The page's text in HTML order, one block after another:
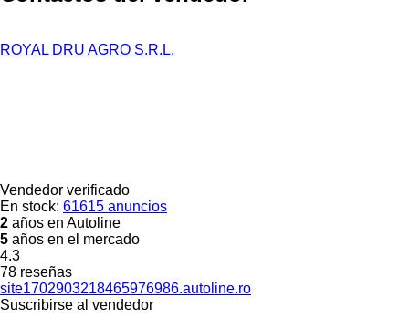
ROYAL DRU AGRO S.R.L.
Vendedor verificado
En stock: 61615 anuncios
2 años en Autoline
5 años en el mercado
4.3
78 reseñas
site1702903218465976986.autoline.ro
Suscribirse al vendedor